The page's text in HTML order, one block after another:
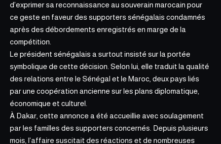
d’exprimer sa reconnaissance au souverain marocain pour
ce geste en faveur des supporters sénégalais condamnés
après des débordements enregistrés en marge de la
compétition.
Le président sénégalais a surtout insisté sur la portée
symbolique de cette décision. Selon lui, elle traduit la qualité
des relations entre le Sénégal et le Maroc, deux pays liés
par une coopération ancienne sur les plans diplomatique,
économique et culturel.
À Dakar, cette annonce a été accueillie avec soulagement
par les familles des supporters concernés. Depuis plusieurs
mois, l’affaire suscitait des réactions et de nombreuses